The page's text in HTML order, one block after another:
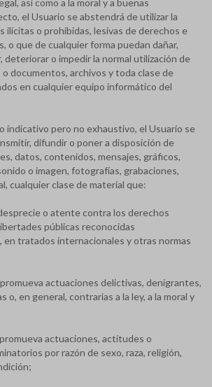
así como a la moral y a buenas
el Usuario se abstendrá de utilizar la
ilícitas o prohibidas, lesivas de derechos e
o que de cualquier forma puedan dañar,
deteriorar o impedir la normal utilización de
documentos, archivos y toda clase de
en cualquier equipo informático del
indicativo pero no exhaustivo, el Usuario se
difundir o poner a disposición de
datos, contenidos, mensajes, gráficos,
o imagen, fotografías, grabaciones,
cualquier clase de material que:
o atente contra los derechos
públicas reconocidas
tratados internacionales y otras normas
actuaciones delictivas, denigrantes,
o, en general, contrarias a la ley, a la moral y
actuaciones, actitudes o
por razón de sexo, raza, religión,